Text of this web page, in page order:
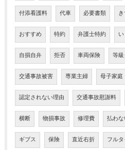
付添看護料 代車 必要書類
おすすめ 特約 弁護士特約
自損自弁 拒否 車両保険 等
交通事故被害 専業主婦 母子家庭
認定されない理由 交通事故慰謝料
横断 物損事故 修理費 払わ
ギブス 保険 直近右折 フル